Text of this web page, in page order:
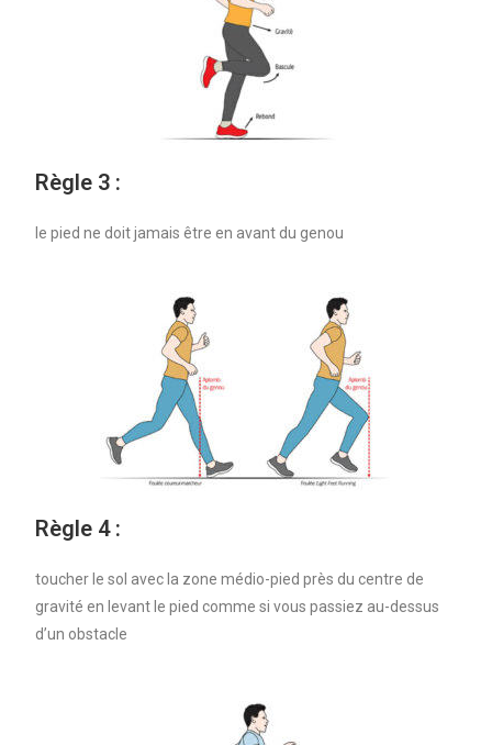
Règle 3 :
le pied ne doit jamais être en avant du genou
Règle 4 :
toucher le sol avec la zone médio-pied près du centre de
gravité en levant le pied comme si vous passiez au-dessus
d’un obstacle